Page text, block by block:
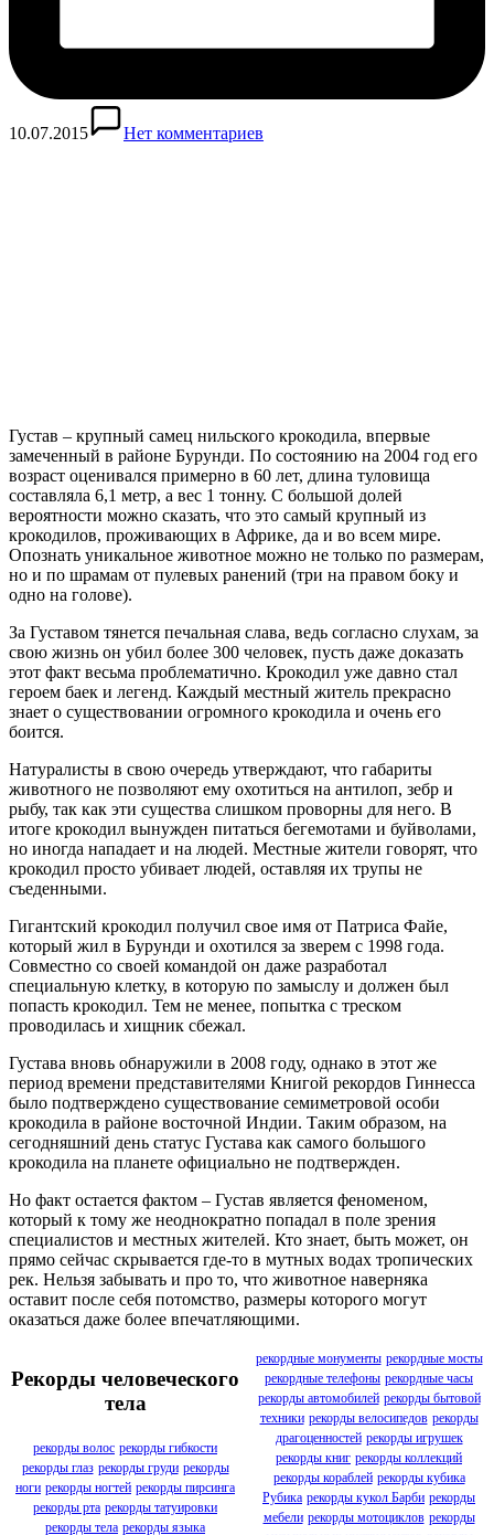
10.07.2015 Нет комментариев
Густав – крупный самец нильского крокодила, впервые
замеченный в районе Бурунди. По состоянию на 2004 год его
возраст оценивался примерно в 60 лет, длина туловища
составляла 6,1 метр, а вес 1 тонну. С большой долей
вероятности можно сказать, что это самый крупный из
крокодилов, проживающих в Африке, да и во всем мире.
Опознать уникальное животное можно не только по размерам,
но и по шрамам от пулевых ранений (три на правом боку и
одно на голове).
За Густавом тянется печальная слава, ведь согласно слухам, за
свою жизнь он убил более 300 человек, пусть даже доказать
этот факт весьма проблематично. Крокодил уже давно стал
героем баек и легенд. Каждый местный житель прекрасно
знает о существовании огромного крокодила и очень его
боится.
Натуралисты в свою очередь утверждают, что габариты
животного не позволяют ему охотиться на антилоп, зебр и
рыбу, так как эти существа слишком проворны для него. В
итоге крокодил вынужден питаться бегемотами и буйволами,
но иногда нападает и на людей. Местные жители говорят, что
крокодил просто убивает людей, оставляя их трупы не
съеденными.
Гигантский крокодил получил свое имя от Патриса Файе,
который жил в Бурунди и охотился за зверем с 1998 года.
Совместно со своей командой он даже разработал
специальную клетку, в которую по замыслу и должен был
попасть крокодил. Тем не менее, попытка с треском
проводилась и хищник сбежал.
Густава вновь обнаружили в 2008 году, однако в этот же
период времени представителями Книгой рекордов Гиннесса
было подтверждено существование семиметровой особи
крокодила в районе восточной Индии. Таким образом, на
сегодняшний день статус Густава как самого большого
крокодила на планете официально не подтвержден.
Но факт остается фактом – Густав является феноменом,
который к тому же неоднократно попадал в поле зрения
специалистов и местных жителей. Кто знает, быть может, он
прямо сейчас скрывается где-то в мутных водах тропических
рек. Нельзя забывать и про то, что животное наверняка
оставит после себя потомство, размеры которого могут
оказаться даже более впечатляющими.
Рекорды человеческого
тела
рекорды волос рекорды гибкости
рекорды глаз рекорды груди рекорды
ноги рекорды ногтей рекорды пирсинга
рекорды рта рекорды татуировки
рекорды тела рекорды языка
рекордные монументы рекордные мосты
рекордные телефоны рекордные часы
рекорды автомобилей рекорды бытовой
техники рекорды велосипедов рекорды
драгоценностей рекорды игрушек
рекорды книг рекорды коллекций
рекорды кораблей рекорды кубика
Рубика рекорды кукол Барби рекорды
мебели рекорды мотоциклов рекорды